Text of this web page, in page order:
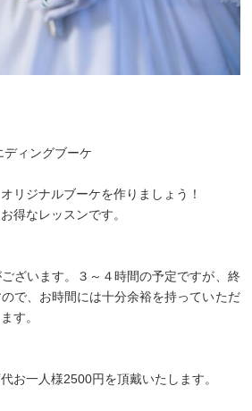
ディングブーケ
リジナルブーケを作りましょう！
得なレッスンです。
ざいます。３～４時間の予定ですが、終
で、お時間には十分余裕を持っていただ
す。
お一人様2500円を頂戴いたします。